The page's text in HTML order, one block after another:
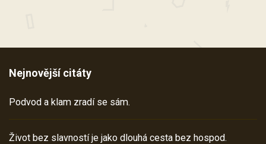
Nejnovější citáty
Podvod a klam zradí se sám.
Život bez slavností je jako dlouhá cesta bez hospod.